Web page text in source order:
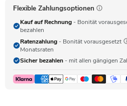
Flexible Zahlungsoptionen
Kauf auf Rechnung - Bonität
bezahlen
Ratenzahlung - Bonität vorausgesetzt
Monatsraten
Sicher bezahlen - mit allen gängigen